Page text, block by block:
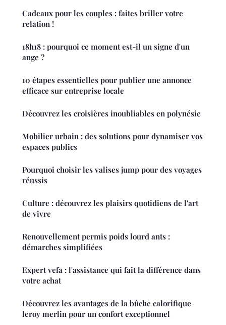
Cadeaux pour les couples : faites briller votre
relation !
18h18 : pourquoi ce moment est-il un signe d'un
ange ?
10 étapes essentielles pour publier une annonce
efficace sur entreprise locale
Découvrez les croisières inoubliables en polynésie
Mobilier urbain : des solutions pour dynamiser vos
espaces publics
Pourquoi choisir les valises jump pour des voyages
réussis
Culture : découvrez les plaisirs quotidiens de l'art
de vivre
Renouvellement permis poids lourd ants :
démarches simplifiées
Expert vefa : l'assistance qui fait la différence dans
votre achat
Découvrez les avantages de la bûche calorifique
leroy merlin pour un confort exceptionnel